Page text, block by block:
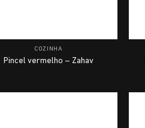
COZINHA
Pincel vermelho – Zahav